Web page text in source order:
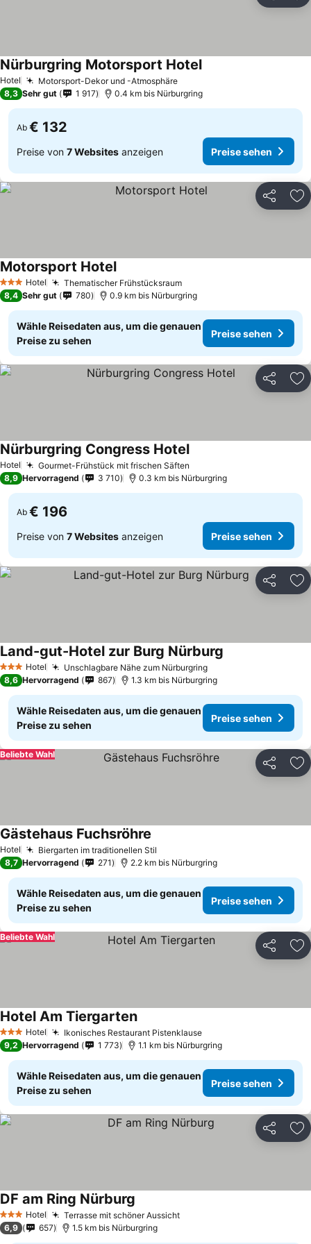
Hotel Motorsport-Dekor und -Atmosphäre
Nürburgring Motorsport Hotel
8,3 Sehr gut 1 917 0.4 km bis Nürburgring
Ab € 132
Preise von 7 Websites anzeigen Preise sehen
Teilen
3 SterneHotel Thematischer Frühstücksraum
Motorsport Hotel
8,4 Sehr gut 780 0.9 km bis Nürburgring
Wähle Reisedaten aus, um die genauen
Preise zu sehen
Preise sehen
Teilen
Hotel Gourmet-Frühstück mit frischen Säften
Nürburgring Congress Hotel
8,9 Hervorragend 3 710 0.3 km bis Nürburgring
Ab € 196
Preise von 7 Websites anzeigen Preise sehen
Teilen
3 SterneHotel Unschlagbare Nähe zum Nürburgring
Land-gut-Hotel zur Burg Nürburg
8,6 Hervorragend 867 1.3 km bis Nürburgring
Wähle Reisedaten aus, um die genauen
Preise zu sehen
Preise sehen
Teilen
Beliebte Wahl
Hotel Biergarten im traditionellen Stil
Gästehaus Fuchsröhre
8,7 Hervorragend 271 2.2 km bis Nürburgring
Wähle Reisedaten aus, um die genauen
Preise zu sehen
Preise sehen
Teilen
Beliebte Wahl
3 SterneHotel Ikonisches Restaurant Pistenklause
Hotel Am Tiergarten
9,2 Hervorragend 1 773 1.1 km bis Nürburgring
Wähle Reisedaten aus, um die genauen
Preise zu sehen
Preise sehen
Teilen
3 SterneHotel Terrasse mit schöner Aussicht
DF am Ring Nürburg
6,9 657 1.5 km bis Nürburgring